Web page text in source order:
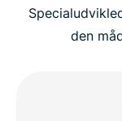
den